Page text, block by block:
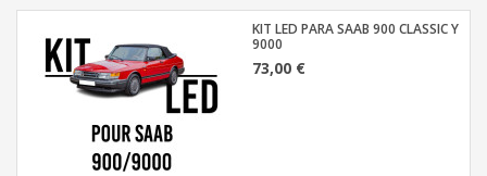
KIT LED PARA SAAB 900 CLASSIC Y
9000
73,00 €